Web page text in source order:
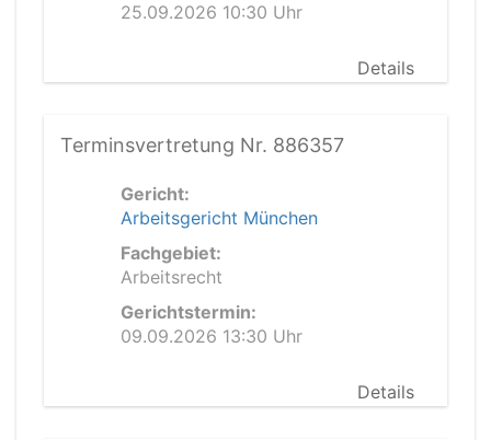
25.09.2026 10:30 Uhr
Details
Terminsvertretung Nr. 886357
Gericht:
Arbeitsgericht München
Fachgebiet:
Arbeitsrecht
Gerichtstermin:
09.09.2026 13:30 Uhr
Details